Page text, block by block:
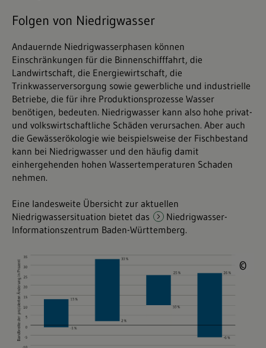
Folgen von Niedrigwasser
Andauernde Niedrigwasserphasen können
Einschränkungen für die Binnenschifffahrt, die
Landwirtschaft, die Energiewirtschaft, die
Trinkwasserversorgung sowie gewerbliche und industrielle
Betriebe, die für ihre Produktionsprozesse Wasser
benötigen, bedeuten. Niedrigwasser kann also hohe privat-
und volkswirtschaftliche Schäden verursachen. Aber auch
die Gewässerökologie wie beispielsweise der Fischbestand
kann bei Niedrigwasser und den häufig damit
einhergehenden hohen Wassertemperaturen Schaden
nehmen.
Eine landesweite Übersicht zur aktuellen
Niedrigwassersituation bietet das
Niedrigwasser-
Informationszentrum Baden-Württemberg.
©